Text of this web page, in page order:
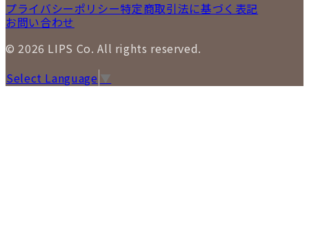
プライバシーポリシー特定商取引法に基づく表記
お問い合わせ
© 2026 LIPS Co. All rights reserved.
Select Language ▼